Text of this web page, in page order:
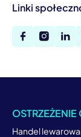
Linki
OSTRZEŻENIE
Handel